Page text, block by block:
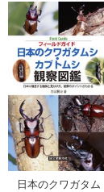
日本のクワガタム